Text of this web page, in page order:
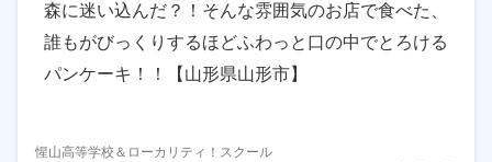
森に迷い込んだ？！そんな雰囲気のお店で食べた、
誰もがびっくりするほどふわっと口の中でとろける
パンケーキ！！【山形県山形市】
惺山高等学校＆ローカリティ！スクール